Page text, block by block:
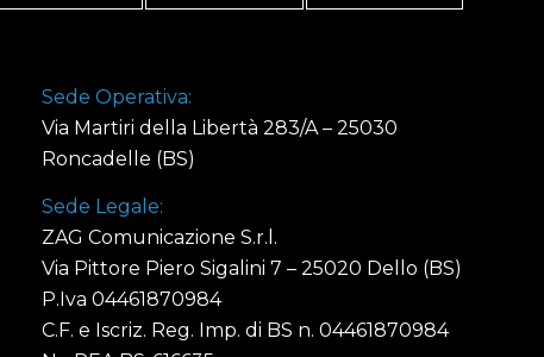
Sede Operativa:
Via Martiri della Libertà 283/A – 25030
Roncadelle (BS)
Sede Legale:
ZAG Comunicazione S.r.l.
Via Pittore Piero Sigalini 7 – 25020 Dello (BS)
P.Iva 04461870984
C.F. e Iscriz. Reg. Imp. di BS n. 04461870984